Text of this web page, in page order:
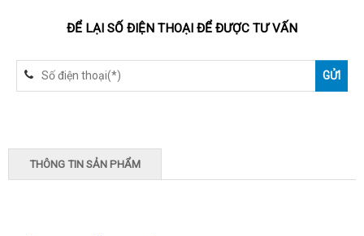
ĐỂ LẠI SỐ ĐIỆN THOẠI ĐỂ ĐƯỢC TƯ VẤN
THÔNG TIN SẢN PHẨM